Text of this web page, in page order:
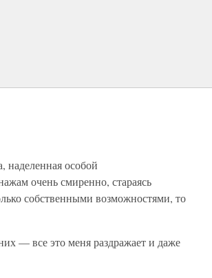
наделенная особой
очень смиренно, стараясь
собственными возможностями, то
— все это меня раздражает и даже